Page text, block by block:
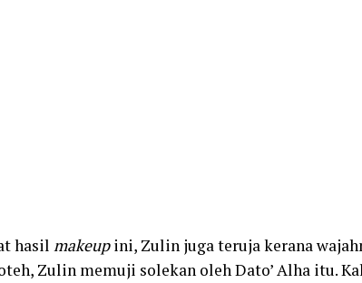
hasil makeupini, Zulin juga teruja kerana
Zulin memuji solekan oleh Dato’ Alha itu.